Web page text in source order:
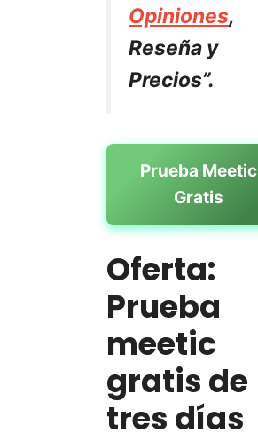
Opiniones,
Reseña y
Precios”.
Prueba Meetic
Gratis
Oferta:
Prueba
meetic
gratis de
tres días